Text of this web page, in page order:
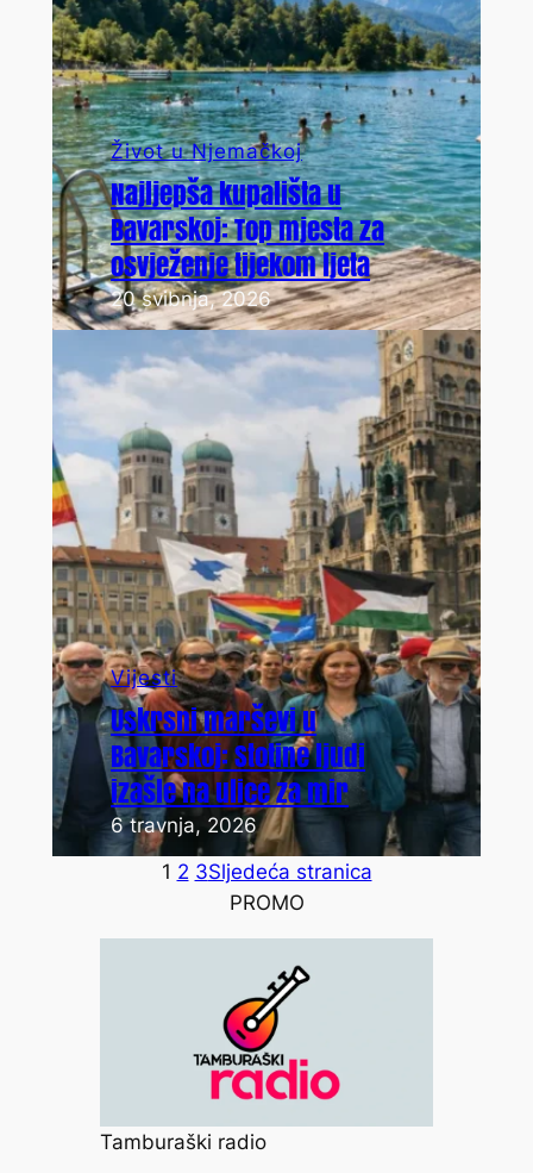
Život u Njemačkoj
Najljepša kupališta u
Bavarskoj: Top mjesta za
osvježenje tijekom ljeta
20 svibnja, 2026
Vijesti
Uskrsni marševi u
Bavarskoj: Stotine ljudi
izašle na ulice za mir
6 travnja, 2026
1 2 3Sljedeća stranica
PROMO
Tamburaški radio